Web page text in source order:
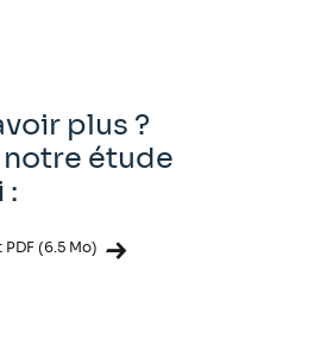
plus ?
étude
:
(6.5 Mo)